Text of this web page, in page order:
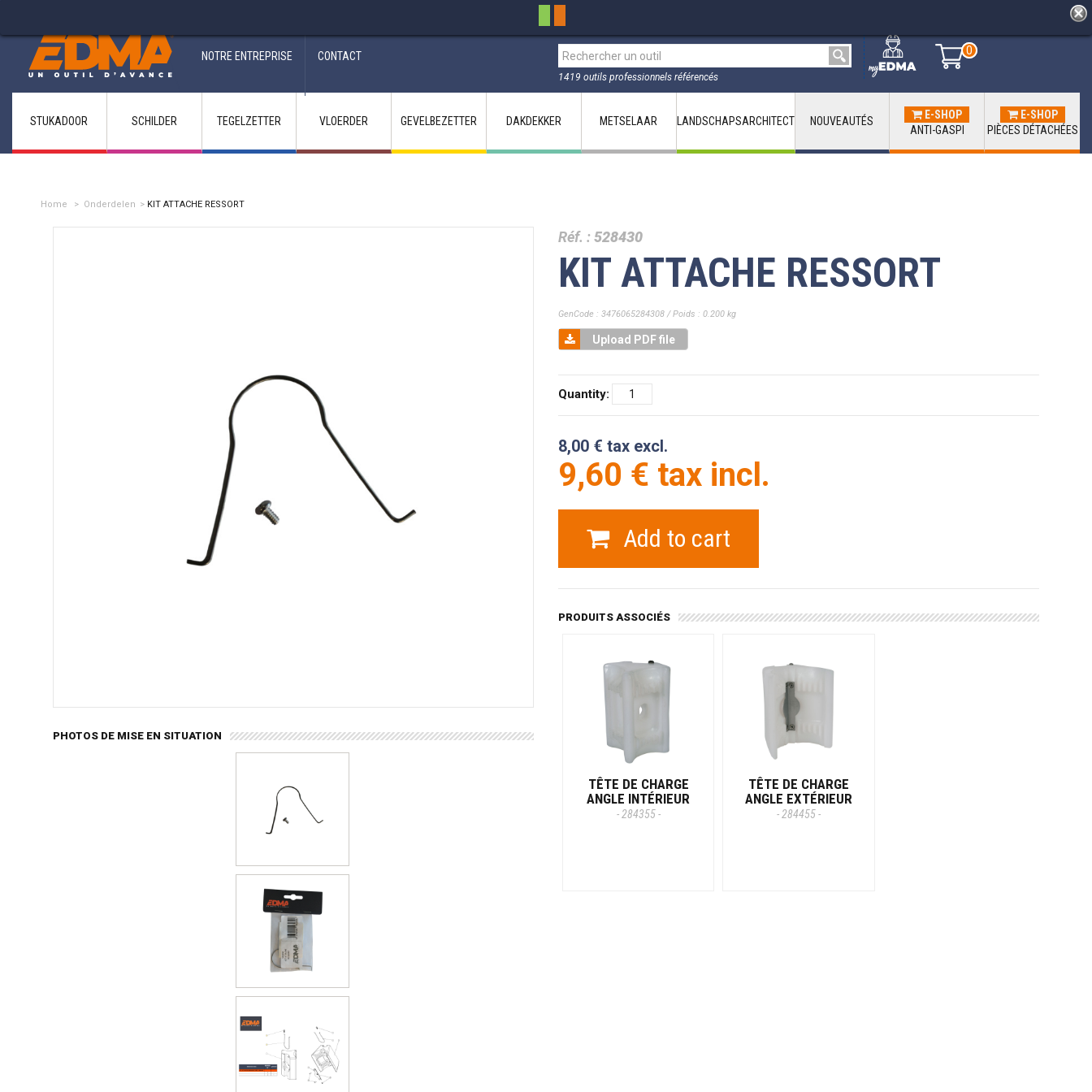
NOTRE ENTREPRISE CONTACT
1419 outils professionnels référencés
0
0
STUKADOOR SCHILDER TEGELZETTER VLOERDER GEVELBEZETTER DAKDEKKER METSELAAR LANDSCHAPSARCHITECT NOUVEAUTÉS
E-SHOP
ANTI-GASPI
E-SHOP
PIÈCES DÉTACHÉES
Home > Onderdelen > KIT ATTACHE RESSORT
PHOTOS DE MISE EN SITUATION
Réf. :528430
KIT ATTACHE RESSORT
GenCode : 3476065284308 / Poids : 0.200 kg
Upload PDF file
Quantity:
8,00 € tax excl.
9,60 € tax incl.
Add to cart
PRODUITS ASSOCIÉS
TÊTE DE CHARGE
ANGLE INTÉRIEUR
- 284355 -
TÊTE DE CHARGE
ANGLE EXTÉRIEUR
- 284455 -